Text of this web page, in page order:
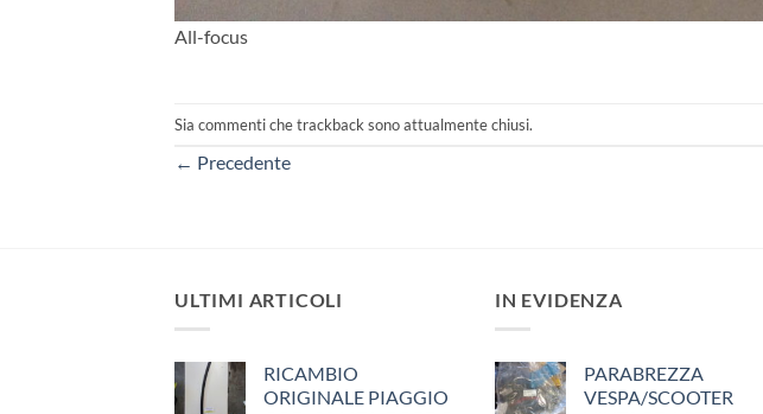
All-focus
Sia commenti che trackback sono attualmente chiusi.
← Precedente
ULTIMI ARTICOLI
RICAMBIO
ORIGINALE PIAGGIO
IN EVIDENZA
PARABREZZA
VESPA/SCOOTER